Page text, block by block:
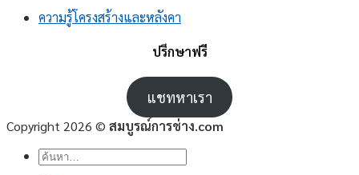
ความรู้โครงสร้างและหลังคา
ปรึกษาฟรี
แชทหาเรา
Copyright 2026 © สมบูรณ์การช่าง.com
ค้นหา: